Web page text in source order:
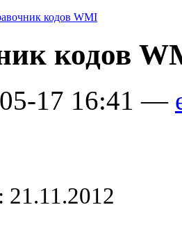
кодов WMI
кодов
17 16:41 —
21.11.2012